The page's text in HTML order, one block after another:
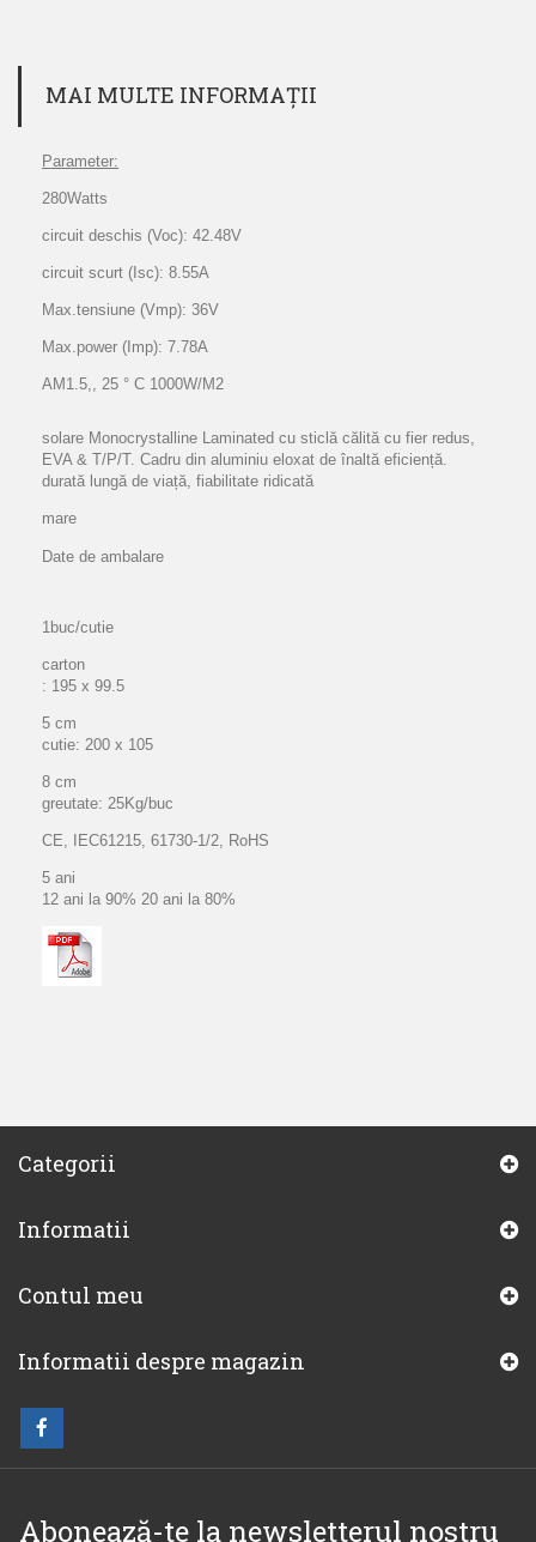
MAI MULTE INFORMAȚII
Parameter:
280Watts
circuit deschis (Voc): 42.48V
circuit scurt (Isc): 8.55A
Max.tensiune (Vmp): 36V
Max.power (Imp): 7.78A
AM1.5,, 25 ° C 1000W/M2
solare Monocrystalline Laminated cu sticlă călită cu fier redus,
EVA & T/P/T. Cadru din aluminiu eloxat de înaltă eficiență.
durată lungă de viață, fiabilitate ridicată
mare
Date de ambalare
1buc/cutie
carton
: 195 x 99.5
5 cm
cutie: 200 x 105
8 cm
greutate: 25Kg/buc
CE, IEC61215, 61730-1/2, RoHS
5 ani
12 ani la 90% 20 ani la 80%
Categorii
Informatii
Contul meu
Informatii despre magazin
Abonează-te la newsletterul nostru